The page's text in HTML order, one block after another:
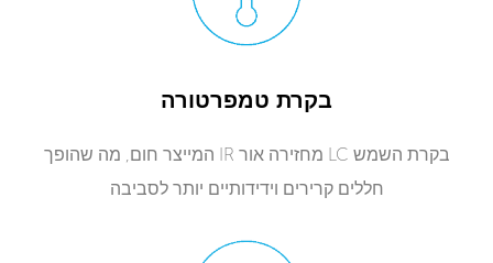
בקרת טמפרטורה
בקרת השמש LC מחזירה אור IR המייצר חום, מה שהופך
חללים קרירים וידידותיים יותר לסביבה